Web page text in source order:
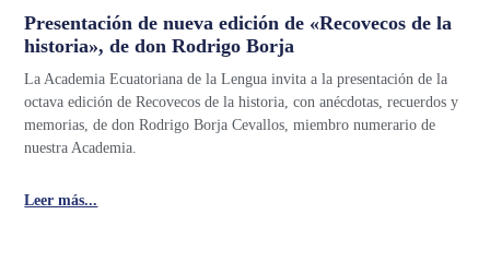
Presentación de nueva edición de «Recovecos de la
historia», de don Rodrigo Borja
La Academia Ecuatoriana de la Lengua invita a la presentación de la
octava edición de Recovecos de la historia, con anécdotas, recuerdos y
memorias, de don Rodrigo Borja Cevallos, miembro numerario de
nuestra Academia.
Leer más...